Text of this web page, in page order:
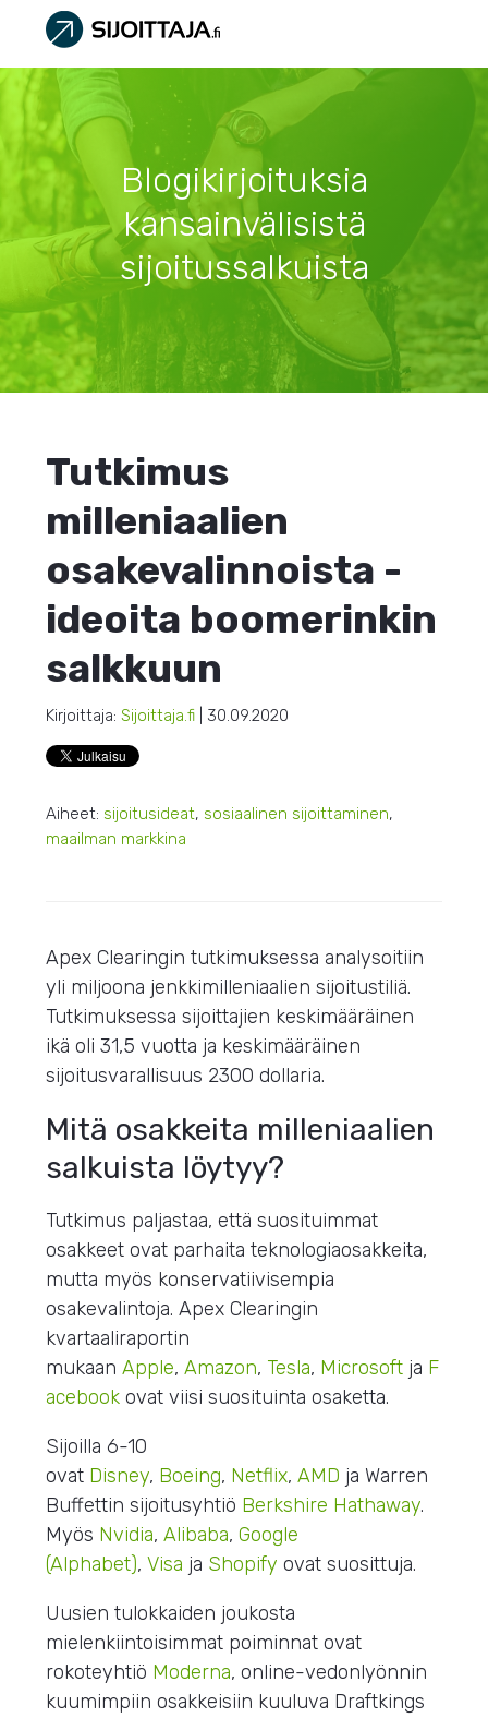
Blogikirjoituksia
kansainvälisistä
sijoitussalkuista
Tutkimus
milleniaalien
osakevalinnoista -
ideoita boomerinkin
salkkuun
Kirjoittaja: Sijoittaja.fi | 30.09.2020
Aiheet: sijoitusideat, sosiaalinen sijoittaminen,
maailman markkina
Apex Clearingin tutkimuksessa analysoitiin
yli miljoona jenkkimilleniaalien sijoitustiliä.
Tutkimuksessa sijoittajien keskimääräinen
ikä oli 31,5 vuotta ja keskimääräinen
sijoitusvarallisuus 2300 dollaria.
Mitä osakkeita milleniaalien
salkuista löytyy?
Tutkimus paljastaa, että suosituimmat
osakkeet ovat parhaita teknologiaosakkeita,
mutta myös konservatiivisempia
osakevalintoja.Apex Clearingin
kvartaaliraportin
mukaan Apple, Amazon, Tesla, Microsoft ja F
acebook ovat viisi suosituinta osaketta.
Sijoilla 6-10
ovat Disney, Boeing, Netflix, AMD ja Warren
Buffettin sijoitusyhtiö Berkshire Hathaway.
Myös Nvidia, Alibaba, Google
(Alphabet), Visa ja Shopify ovat suosittuja.
Uusien tulokkaiden joukosta
mielenkiintoisimmat poiminnat ovat
rokoteyhtiö Moderna, online-vedonlyönnin
kuumimpiin osakkeisiin kuuluva Draftkings